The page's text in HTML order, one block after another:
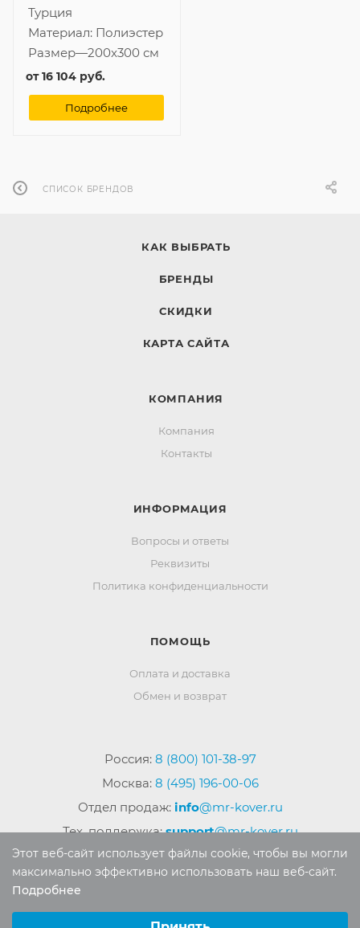
Турция
Материал: Полиэстер
Размер—200x300 см
от16 104 руб.
Подробнее
СПИСОК БРЕНДОВ
КАК ВЫБРАТЬ
БРЕНДЫ
СКИДКИ
КАРТА САЙТА
КОМПАНИЯ
Компания
Контакты
ИНФОРМАЦИЯ
Вопросы и ответы
Реквизиты
Политика конфиденциальности
ПОМОЩЬ
Оплата и доставка
Обмен и возврат
Россия: 8 (800) 101-38-97
Москва: 8 (495) 196-00-06
Отдел продаж: info@mr-kover.ru
Тех. поддержка:support@mr-kover.ru
Этот веб-сайт использует файлы cookie, чтобы вы могли
максимально эффективно использовать наш веб-сайт.
Подробнее